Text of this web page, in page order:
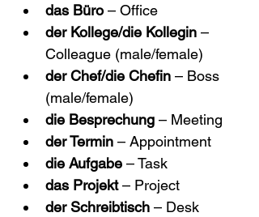
das Büro – Office
der Kollege/die Kollegin –
Colleague (male/female)
der Chef/die Chefin – Boss
(male/female)
die Besprechung – Meeting
der Termin – Appointment
die Aufgabe – Task
das Projekt – Project
der Schreibtisch – Desk